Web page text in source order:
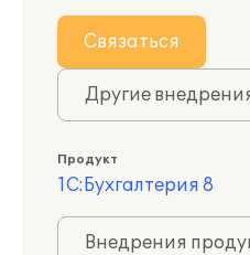
Связаться
Другие
Продукт
1С:Бухгалтерия 8
Внедрения